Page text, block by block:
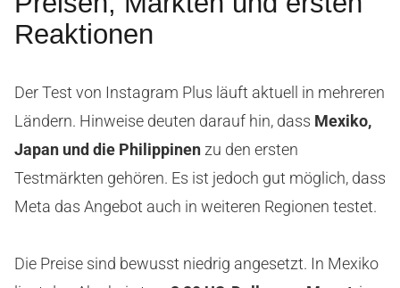
Reaktionen
Der Test von Instagram Plus läuft aktuell in mehreren
Ländern. Hinweise deuten darauf hin, dass Mexiko,
Japan und die Philippinen zu den ersten
Testmärkten gehören. Es ist jedoch gut möglich, dass
Meta das Angebot auch in weiteren Regionen testet.
Die Preise sind bewusst niedrig angesetzt. In Mexiko